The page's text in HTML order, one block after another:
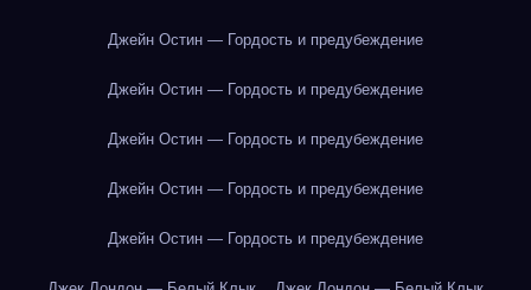
Джейн Остин — Гордость и предубеждение
Джейн Остин — Гордость и предубеждение
Джейн Остин — Гордость и предубеждение
Джейн Остин — Гордость и предубеждение
Джейн Остин — Гордость и предубеждение